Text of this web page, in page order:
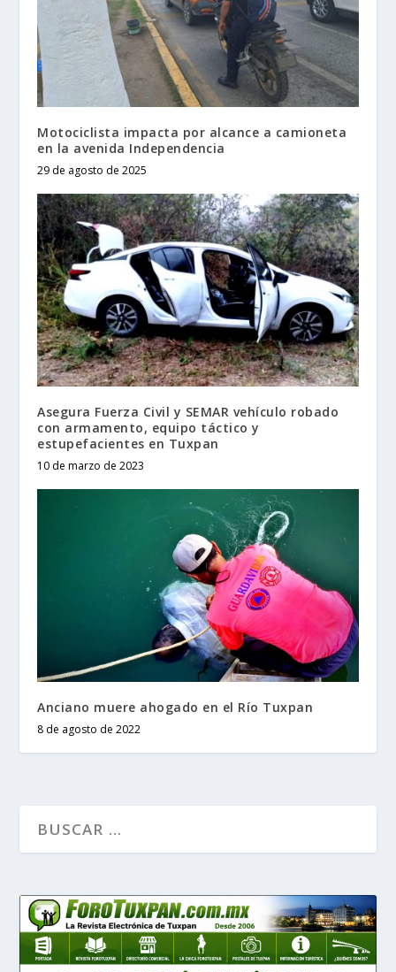
Motociclista impacta por alcance a camioneta
en la avenida Independencia
29 de agosto de 2025
Asegura Fuerza Civil y SEMAR vehículo robado
con armamento, equipo táctico y
estupefacientes en Tuxpan
10 de marzo de 2023
Anciano muere ahogado en el Río Tuxpan
8 de agosto de 2022